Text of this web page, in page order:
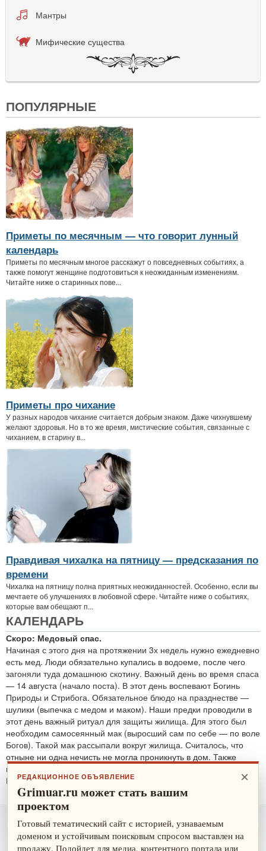
Мантры
Мифические существа
ПОПУЛЯРНЫЕ
Приметы по месячным — что говорит лунный
календарь
Приметы по месячным многое расскажут о повседневных событиях, а
также помогут женщине подготовиться к неожиданным изменениям.
Читайте ниже о старинных пове...
Приметы про чихание
У разных народов чихание считается добрым знаком. Даже чихнувшему
желают здоровья. Но в то же время, мистические события, связанные с
чиханием, в старину в...
Правдивая чихалка на пятницу — предсказания по
времени
Чихалка на пятницу полна приятных неожиданностей. Особенно, если вы
мечтаете об улучшениях в любовной сфере. Читайте ниже о событиях,
которые вам обещают п...
КАЛЕНДАРЬ
Скоро: Медовый спас.
Начиная с этого дня на протяжении 3х недель нужно ежедневно
есть мед. Люди обязательно купались в водоеме, после чего
загоняли туда домашнюю скотину. Важный день во время спаса
— 14 августа (начало поста). В этот день воспевают Богинь
Природы и Стрибога. Обязательное блюдо на празднестве —
шулики (выпечка с медом и маком). Наши предки проводили в
этот день важный ритуал для защиты жилища. Для этого был
необходим самосеянный мак (выросший сам по себе — по воле
Богов). Такой мак рассыпали вокруг жилища. Считалось, что
отныне ни одна нечисть не могла проникнуть в дом. Также
проводятся обряды для защиты от злобных духов.
По теме:защитные ритуалы ×
РЕДАКЦИОННОЕ ОБЪЯВЛЕНИЕ
Grimuar.ru может стать вашим
проектом
Готовый тематический сайт с историей, узнаваемым
доменом и устойчивым поисковым спросом выставлен на
продажу. Подойдет для медиа, контентного портала или